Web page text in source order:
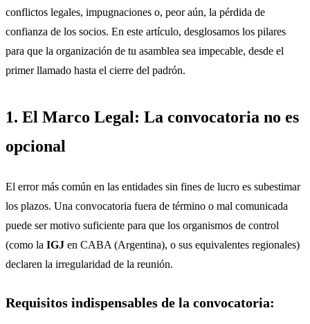
conflictos legales, impugnaciones o, peor aún, la pérdida de
confianza de los socios. En este artículo, desglosamos los pilares
para que la organización de tu asamblea sea impecable, desde el
primer llamado hasta el cierre del padrón.
1. El Marco Legal: La convocatoria no es
opcional
El error más común en las entidades sin fines de lucro es subestimar
los plazos. Una convocatoria fuera de término o mal comunicada
puede ser motivo suficiente para que los organismos de control
(como la IGJ en CABA (Argentina), o sus equivalentes regionales)
declaren la irregularidad de la reunión.
Requisitos indispensables de la convocatoria: